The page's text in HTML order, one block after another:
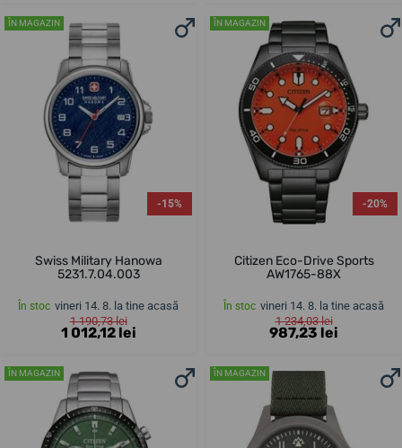
ÎN MAGAZIN
-15%
Swiss Military Hanowa
5231.7.04.003
În stoc vineri 14. 8. la tine acasă
1 190,73 lei
1 012,12 lei
ÎN MAGAZIN
-20%
Citizen Eco-Drive Sports
AW1765-88X
În stoc vineri 14. 8. la tine acasă
1 234,03 lei
987,23 lei
ÎN MAGAZIN ÎN MAGAZIN